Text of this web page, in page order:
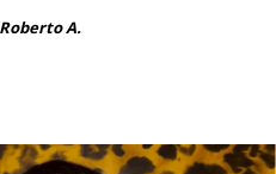
Roberto A.